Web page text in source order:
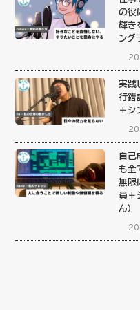
の役
輝き
ング
実践
行錯
＋シ
自己
も全
無限
員＋
ん）